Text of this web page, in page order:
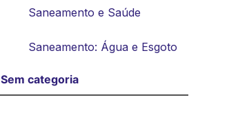
Saneamento e Saúde
Saneamento: Água e Esgoto
Sem categoria